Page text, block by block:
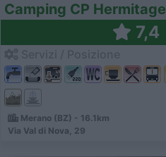
Camping CP Hermitage
7,4
Merano (BZ) - 16.1km
Via Val di Nova, 29